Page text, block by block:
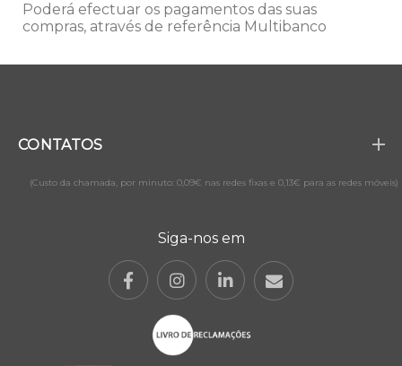
Poderá efectuar os pagamentos das suas
compras, através de referência Multibanco
CONTATOS
(Custo da chamada, por minuto: 0,09€ nas redes fixas e 0,13€ para as redes móveis)
Siga-nos em